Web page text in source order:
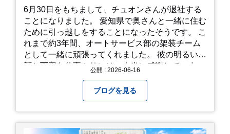
やすい靴で: 山の斜面を利用した農園ですので、
歩き慣れた靴で行くのが安心です。 雨対策: 雨上
がりは足元が少し滑りやすくなることがありま
す。タオルや雨具を用意しておくと安心ですね。
開花時期のチェック: その年の気候によって見頃
が少し前後します。出かける前に必ず公式情報や
SNSで見頃を確認しましょう！ おわりに 梅雨の
時期を「我慢する期間」から「お出かけを楽しむ
期間」に変えてくれる、そんな素敵な場所です。
いです！
6月30日をもちまして、チュオンさんが退社する
ことになりました。 愛知県で奥さんと一緒に住む
ために引っ越しをすることになったそうです。 こ
れまで約3年間、オートサービス部の架装チーム
として一緒に頑張ってくれました。 彼の明るい笑
顔と丁寧な仕事ぶりには、本当に感謝していま
撮影した記念写真を添付します。 チュオンさんの
今後のご活躍と新しいスタートを、みんなで応援
しましょう！ チュオンさん、今まで本当にありが
とうございました！
公開 : 2026-06-16
ブログを見る